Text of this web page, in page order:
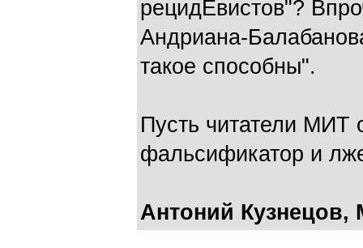
рецидЕвистов"?
Андриана-
такое способны".
Пусть читатели МИТ
фальсификатор и
Антоний Кузнецов,